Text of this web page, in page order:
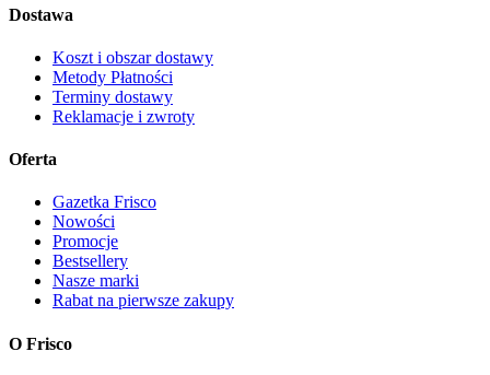
Dostawa
Koszt i obszar dostawy
Metody Płatności
Terminy dostawy
Reklamacje i zwroty
Oferta
Gazetka Frisco
Nowości
Promocje
Bestsellery
Nasze marki
Rabat na pierwsze zakupy
O Frisco